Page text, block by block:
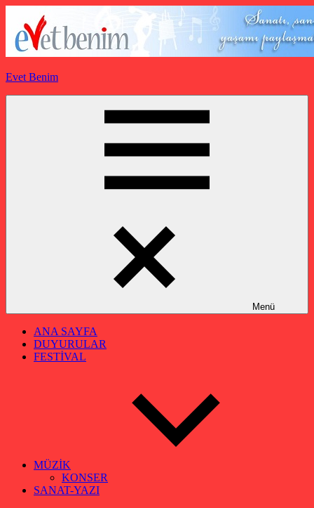
Evet Benim
Menü
ANA SAYFA
DUYURULAR
FESTİVAL
MÜZİK
KONSER
SANAT-YAZI